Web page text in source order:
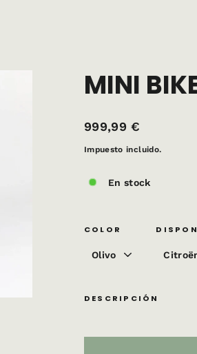
MINI
Precio
999,99 €
Impuesto incluido.
En stock
COLOR
DESCRIPCIÓN